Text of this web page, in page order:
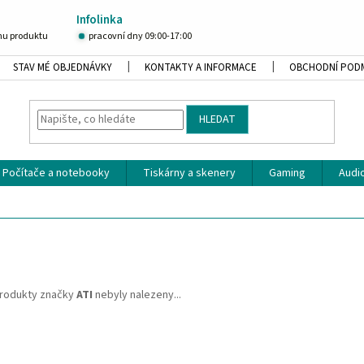
Infolinka
produktu pracovní dny 09:00-17:00
STAV MÉ OBJEDNÁVKY KONTAKTY A INFORMACE OBCHODNÍ
HLEDAT
Počítače a notebooky Tiskárny a skenery Gaming
značkyATI nebyly nalezeny...